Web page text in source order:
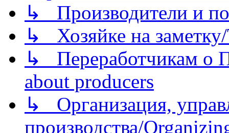
↳ Производители и
↳ Хозяйке на
↳ Переработчикам о
about producers
↳ Организация,
производства/